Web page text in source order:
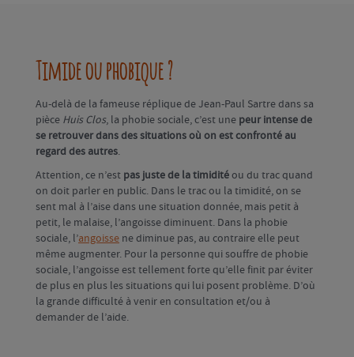
Timide ou phobique ?
Au-delà de la fameuse réplique de Jean-Paul Sartre dans sa
pièce Huis Clos, la phobie sociale, c’est une peur intense de
se retrouver dans des situations où on est confronté au
regard des autres.
Attention, ce n’est pas juste de la timiditéou du trac quand
on doit parler en public. Dans le trac ou la timidité, on se
sent mal à l’aise dans une situation donnée, mais petit à
petit, le malaise, l’angoisse diminuent. Dans la phobie
sociale, l’angoisse ne diminue pas, au contraire elle peut
même augmenter. Pour la personne qui souffre de phobie
sociale, l’angoisse est tellement forte qu’elle finit par éviter
de plus en plus les situations qui lui posent problème. D’où
la grande difficulté à venir en consultation et/ou à
demander de l’aide.